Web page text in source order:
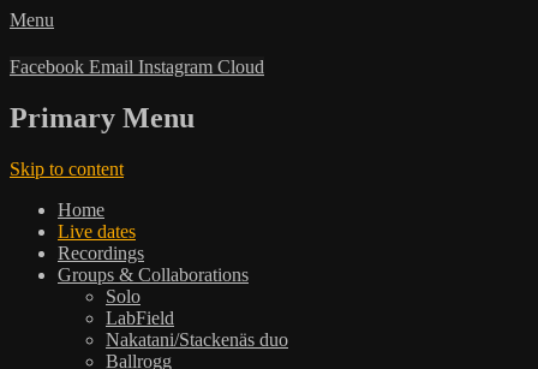
Menu
Facebook Email Instagram Cloud
Primary Menu
Skip to content
Home
Live dates
Recordings
Groups & Collaborations
Solo
LabField
Nakatani/Stackenäs duo
Ballrogg